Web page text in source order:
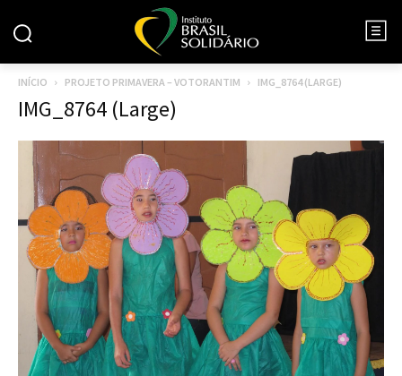
INÍCIO PROJETO PRIMAVERA – VOTORANTIM IMG_8764 (LARGE)
IMG_8764 (Large)